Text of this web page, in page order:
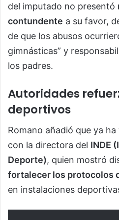
del imputado no presentó
contundente a su favor,
de que los abusos
gimnásticas” y
los padres.
Autoridades
deportivos
Romano añadió que ya
con la directora del INDE
Deporte), quien mostró
fortalecer los protocolos
en instalaciones